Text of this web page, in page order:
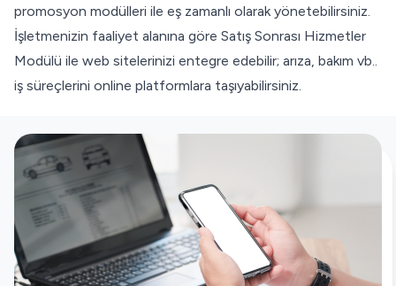
promosyon modülleri ile eş zamanlı olarak yönetebilirsiniz.
İşletmenizin faaliyet alanına göre Satış Sonrası Hizmetler
Modülü ile web sitelerinizi entegre edebilir; arıza, bakım vb..
iş süreçlerini online platformlara taşıyabilirsiniz.